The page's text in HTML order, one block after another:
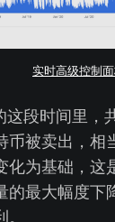
实时高级控制
段时间里，
币被卖出，相
化为基础，这
的最大幅度下